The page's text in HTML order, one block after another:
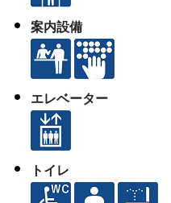
案内設備
エレベーター
トイレ